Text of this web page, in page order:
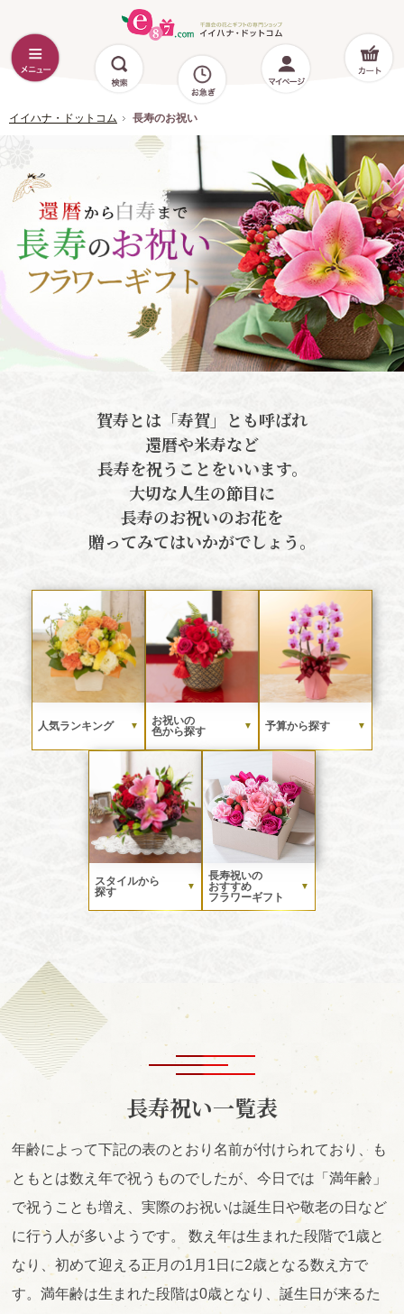
イイハナ・ドットコム 長寿のお祝い
賀寿とは「寿賀」とも呼ばれ
還暦や米寿など
長寿を祝うことをいいます。
大切な人生の節目に
長寿のお祝いのお花を
贈ってみてはいかがでしょう。
人気ランキング ▼
お祝いの
色から探す
▼ 予算から探す ▼
スタイルから
探す
▼
長寿祝いの
おすすめ
フラワーギフト
▼
長寿祝い一覧表
年齢によって下記の表のとおり名前が付けられており、も
ともとは数え年で祝うものでしたが、今日では「満年齢」
で祝うことも増え、実際のお祝いは誕生日や敬老の日など
に行う人が多いようです。 数え年は生まれた段階で1歳と
なり、初めて迎える正月の1月1日に2歳となる数え方で
す。満年齢は生まれた段階は0歳となり、誕生日が来るた